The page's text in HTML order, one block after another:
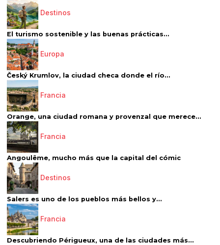
Destinos
El turismo sostenible y las buenas prácticas...
Europa
Český Krumlov, la ciudad checa donde el río...
Francia
Orange, una ciudad romana y provenzal que merece...
Francia
Angoulême, mucho más que la capital del cómic
Destinos
Salers es uno de los pueblos más bellos y...
Francia
Descubriendo Périgueux, una de las ciudades más...